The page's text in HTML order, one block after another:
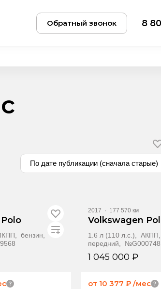
Обратный звонок 8
По дате публикации (сначала старые)
бензин,
2017 · 177 570 км
Volkswagen
1.6 л (110 л.с.), АКПП,
передний, №G000748
1 045 000 ₽
от 10 377 ₽ /мес